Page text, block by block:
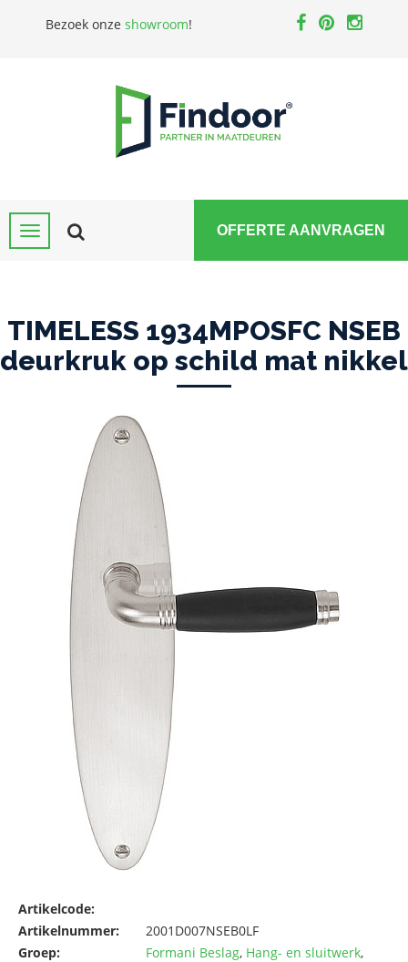
Bezoek onze showroom!
OFFERTE AANVRAGEN
TIMELESS 1934MPOSFC NSEB
deurkruk op schild mat nikkel
Artikelcode:
Artikelnummer:
2001D007NSEB0LF
Groep:
Formani Beslag, Hang- en sluitwerk,